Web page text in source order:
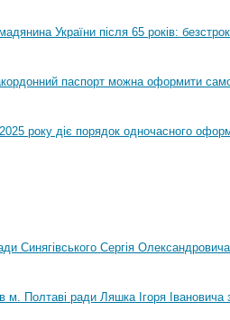
України після 65 років:
паспорт можна оформити
року діє порядок одночасного
Синягівського Сергія Олександровича
м. Полтаві ради Ляшка Ігоря Івановича